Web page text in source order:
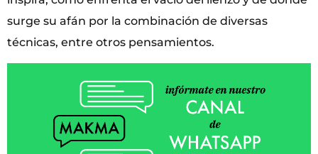
surge su afán por la combinación de diversas
técnicas, entre otros pensamientos.